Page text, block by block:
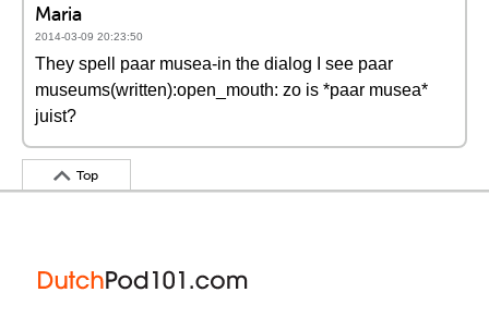
Maria
2014-03-09 20:23:50
They spell paar musea-in the dialog I see paar
museums(written):open_mouth: zo is *paar musea*
juist?
Top